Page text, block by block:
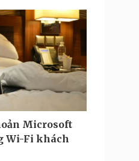
phê
nghệ
điệu
nghệ
đổi số
chuyện thời sự
Microsoft
Wi-Fi khách